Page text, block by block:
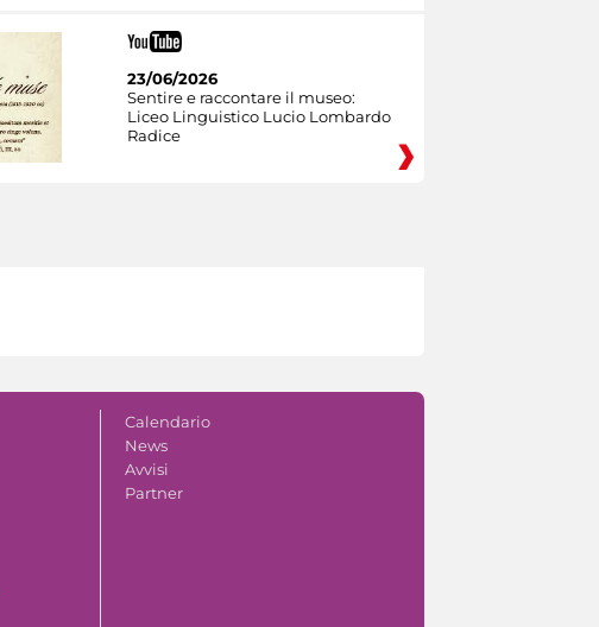
23/06/2026
Sentire e raccontare il museo:
Liceo Linguistico Lucio Lombardo
Radice
Calendario
News
Avvisi
Partner